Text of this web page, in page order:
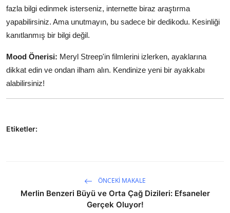
fazla bilgi edinmek isterseniz, internette biraz araştırma
yapabilirsiniz. Ama unutmayın, bu sadece bir dedikodu. Kesinliği
kanıtlanmış bir bilgi değil.
Mood Önerisi: Meryl Streep'in filmlerini izlerken, ayaklarına
dikkat edin ve ondan ilham alın. Kendinize yeni bir ayakkabı
alabilirsiniz!
Etiketler:
ÖNCEKI MAKALE
Merlin Benzeri Büyü ve Orta Çağ Dizileri: Efsaneler
Gerçek Oluyor!